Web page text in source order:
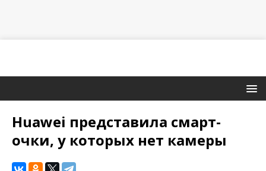
Huawei представила смарт-
очки, у которых нет камеры